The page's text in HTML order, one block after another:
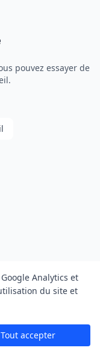
pouvez essayer de
Analytics et
du site et
Tout accepter